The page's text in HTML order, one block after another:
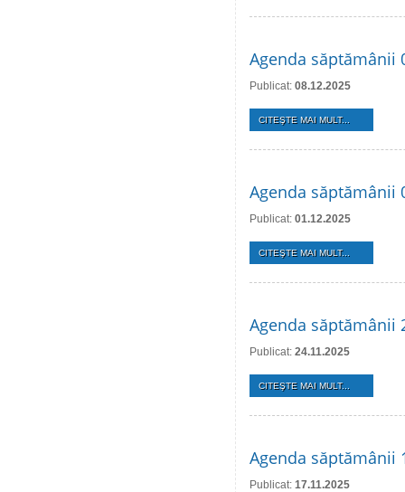
Agenda săptămânii
Publicat: 08.12.2025
CITEŞTE MAI MULT...
Agenda săptămânii
Publicat: 01.12.2025
CITEŞTE MAI MULT...
Agenda săptămânii
Publicat: 24.11.2025
CITEŞTE MAI MULT...
Agenda săptămânii
Publicat: 17.11.2025